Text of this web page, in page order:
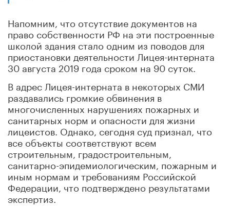
Напомним, что отсутствие документов на
право собственности РФ на эти построенные
школой здания стало одним из поводов для
приостановки деятельности Лицея-интерната
30 августа 2019 года сроком на 90 суток.
В адрес Лицея-интерната в некоторых СМИ
раздавались громкие обвинения в
многочисленных нарушениях пожарных и
санитарных норм и опасности для жизни
лицеистов. Однако, сегодня суд признал, что
все объекты соответствуют всем
строительным, градостроительным,
санитарно-эпидемиологическим, пожарным и
иным нормам и требованиям Российской
Федерации, что подтверждено результатами
экспертиз.